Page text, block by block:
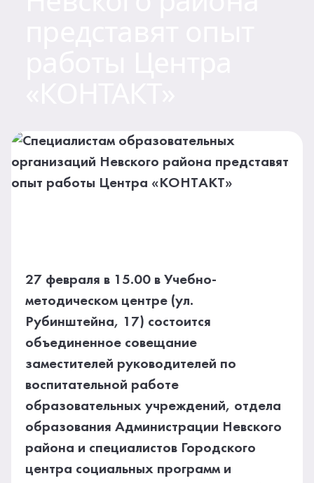
27 февраля в 15.00 в Учебно-
методическом центре (ул.
Рубинштейна, 17) состоится
объединенное совещание
заместителей руководителей по
воспитательной работе
образовательных учреждений, отдела
образования Администрации Невского
района и специалистов Городского
центра социальных программ и